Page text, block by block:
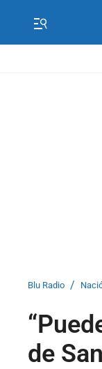
Blu Radio /
de